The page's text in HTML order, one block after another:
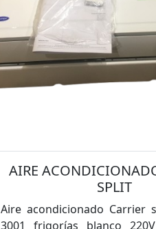
AIRE
SPLIT
Aire acondicionado Carrier
3001 frigorías blanco 220V